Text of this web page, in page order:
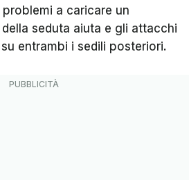
a caricare un
seduta aiuta e gli attacchi
entrambi i sedili posteriori.